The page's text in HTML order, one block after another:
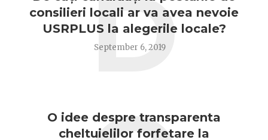
consilieri locali ar va avea nevoie
USRPLUS la alegerile locale?
September 6, 2019
D
O idee despre transparenta
cheltuielilor forfetare la